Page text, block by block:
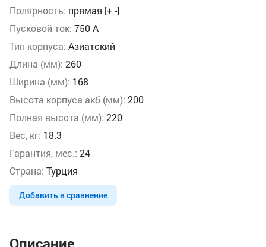
Полярность: прямая [+ -]
Пусковой ток: 750 А
Тип корпуса: Азиатский
Длина (мм): 260
Ширина (мм): 168
Высота корпуса акб (мм): 200
Полная высота (мм): 220
Вес, кг: 18.3
Гарантия, мес.: 24
Страна: Турция
Добавить в сравнение